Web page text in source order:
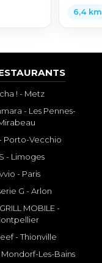
6,4 km
! - Metz
- Les Pennes-
Porto-Vecchio
- Limoges
- Paris
G - Arlon
MOBILE -
- Thionville
Mondorf-Les-Bains